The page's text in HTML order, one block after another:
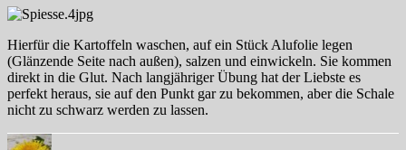
Hierfür die Kartoffeln waschen, auf ein Stück Alufolie legen
(Glänzende Seite nach außen), salzen und einwickeln. Sie kommen
direkt in die Glut. Nach langjähriger Übung hat der Liebste es
perfekt heraus, sie auf den Punkt gar zu bekommen, aber die Schale
nicht zu schwarz werden zu lassen.
Autor